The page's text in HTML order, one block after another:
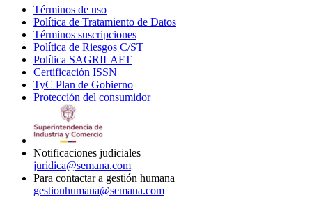
Términos de uso
in
new
window
Política de Tratamiento de Datos
Términos suscripciones
in
Política de Riesgos C/ST
Política SAGRILAFT
new
window
Certificación ISSN
in
new
TyC Plan de Gobierno
in
Protección del consumidorOpens
Notificaciones judiciales
juridica@semana.com
Para contactar a gestión humana
gestionhumana@semana.com